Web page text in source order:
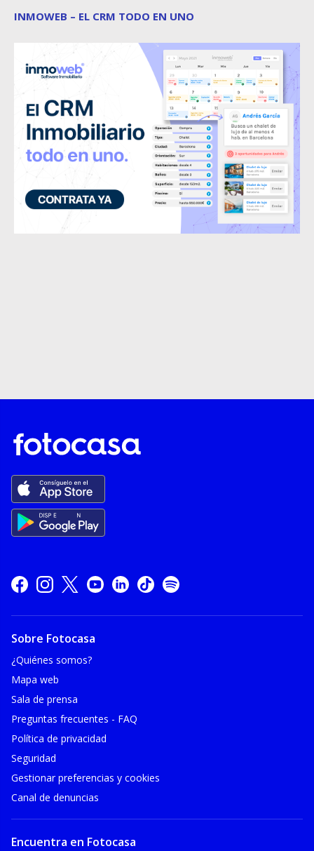
INMOWEB – EL CRM TODO EN UNO
Sobre Fotocasa
¿Quiénes somos?
Mapa web
Sala de prensa
Preguntas frecuentes - FAQ
Política de privacidad
Seguridad
Gestionar preferencias y cookies
Canal de denuncias
Encuentra en Fotocasa